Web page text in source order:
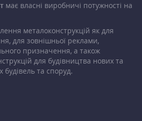
має власні виробничі потужності на
металоконструкцій як для
для зовнішньої реклами,
призначення, а також
для будівництва нових та
будівель та споруд.